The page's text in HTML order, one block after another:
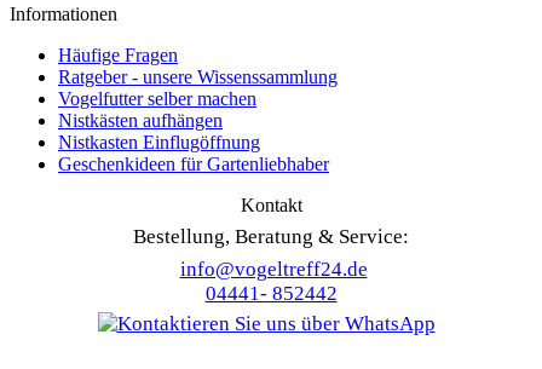
Informationen
Häufige Fragen
Ratgeber - unsere Wissenssammlung
Vogelfutter selber machen
Nistkästen aufhängen
Nistkasten Einflugöffnung
Geschenkideen für Gartenliebhaber
Kontakt
Bestellung, Beratung & Service:
info@vogeltreff24.de
04441- 852442